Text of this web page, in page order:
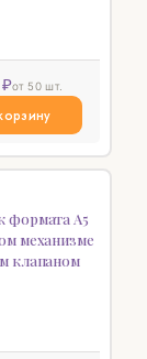
от 50 шт.
формата А5
механизме
клапаном